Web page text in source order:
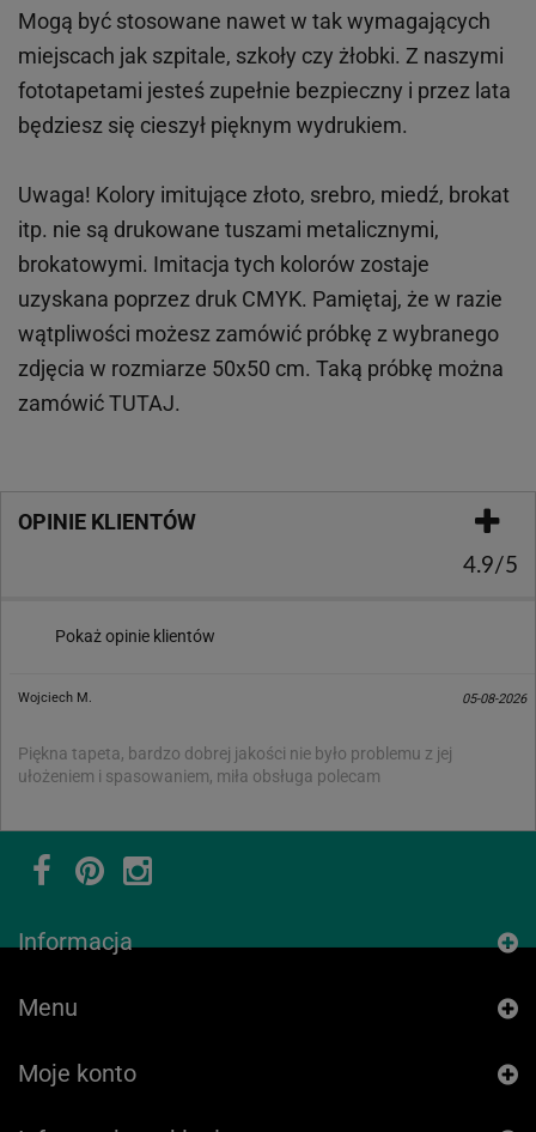
Mogą być stosowane nawet w tak wymagających
miejscach jak szpitale, szkoły czy żłobki. Z naszymi
fototapetami jesteś zupełnie bezpieczny i przez lata
będziesz się cieszył pięknym wydrukiem.
Uwaga! Kolory imitujące złoto, srebro, miedź, brokat
itp. nie są drukowane tuszami metalicznymi,
brokatowymi. Imitacja tych kolorów zostaje
uzyskana poprzez druk CMYK. Pamiętaj, że w razie
wątpliwości możesz zamówić próbkę z wybranego
zdjęcia w rozmiarze 50x50 cm. Taką próbkę można
zamówićTUTAJ.
OPINIE KLIENTÓW
4.9/5
Pokaż opinie klientów
Wojciech M. 05-08-2026
Piękna tapeta, bardzo dobrej jakości nie było problemu z jej
ułożeniem i spasowaniem, miła obsługa polecam
Informacja
Menu
Moje konto